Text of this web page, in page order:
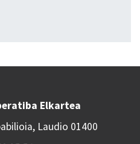
Elkartea
Laudio 01400